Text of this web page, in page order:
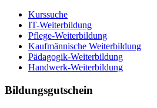
Kurssuche
IT-Weiterbildung
Pflege-Weiterbildung
Kaufmännische Weiterbildung
Pädagogik-Weiterbildung
Handwerk-Weiterbildung
Bildungsgutschein